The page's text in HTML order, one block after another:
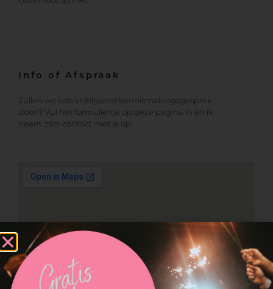
Info of Afspraak
Zullen we een vrijblijvend kennismakingsgesprek
doen? Vul het formuliertje op deze pagina in en ik
neem zsm contact met je op!